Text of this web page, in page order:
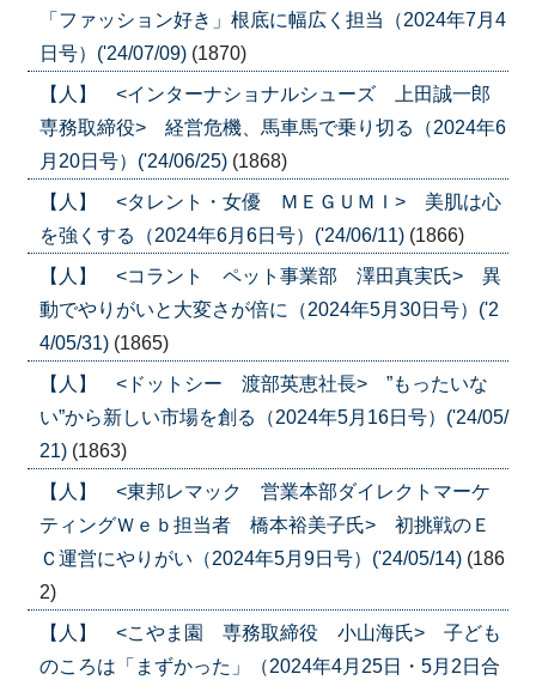
「ファッション好き」根底に幅広く担当（2024年7月4
日号）('24/07/09) (1870)
【人】 <インターナショナルシューズ 上田誠一郎
専務取締役> 経営危機、馬車馬で乗り切る（2024年6
月20日号）('24/06/25) (1868)
【人】 <タレント・女優 ＭＥＧＵＭＩ> 美肌は心
を強くする（2024年6月6日号）('24/06/11) (1866)
【人】 <コラント ペット事業部 澤田真実氏> 異
動でやりがいと大変さが倍に（2024年5月30日号）('2
4/05/31) (1865)
【人】 <ドットシー 渡部英恵社長> ”もったいな
い”から新しい市場を創る（2024年5月16日号）('24/05/
21) (1863)
【人】 <東邦レマック 営業本部ダイレクトマーケ
ティングＷｅｂ担当者 橋本裕美子氏> 初挑戦のＥ
Ｃ運営にやりがい（2024年5月9日号）('24/05/14) (186
2)
【人】 <こやま園 専務取締役 小山海氏> 子ども
のころは「まずかった」（2024年4月25日・5月2日合